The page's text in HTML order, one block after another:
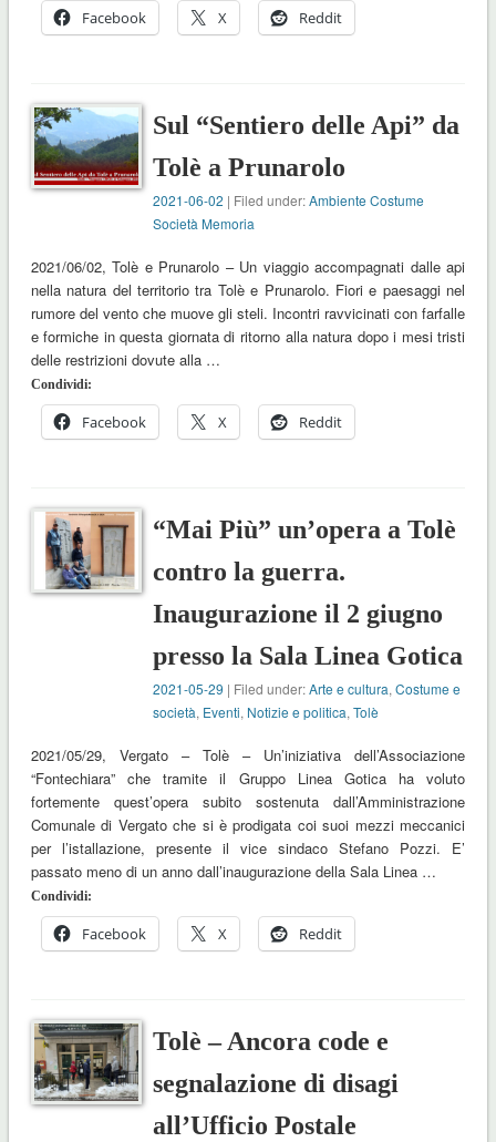
Facebook X Reddit
Sul “Sentiero delle Api” da
Tolè a Prunarolo
2021-06-02 | Filed under:Ambiente Costume
Società Memoria
2021/06/02, Tolè e Prunarolo – Un viaggio accompagnati dalle api
nella natura del territorio tra Tolè e Prunarolo. Fiori e paesaggi nel
rumore del vento che muove gli steli. Incontri ravvicinati con farfalle
e formiche in questa giornata di ritorno alla natura dopo i mesi tristi
delle restrizioni dovute alla …
Condividi:
Facebook X Reddit
“Mai Più” un’opera a Tolè
contro la guerra.
Inaugurazione il 2 giugno
presso la Sala Linea Gotica
2021-05-29 | Filed under:Arte e cultura,Costume e
società, Eventi, Notizie e politica,Tolè
2021/05/29, Vergato – Tolè – Un’iniziativa dell’Associazione
“Fontechiara” che tramite il Gruppo Linea Gotica ha voluto
fortemente quest’opera subito sostenuta dall’Amministrazione
Comunale di Vergato che si è prodigata coi suoi mezzi meccanici
per l’istallazione, presente il vice sindaco Stefano Pozzi. E’
passato meno di un anno dall’inaugurazione della Sala Linea …
Condividi:
Facebook X Reddit
Tolè – Ancora code e
segnalazione di disagi
all’Ufficio Postale